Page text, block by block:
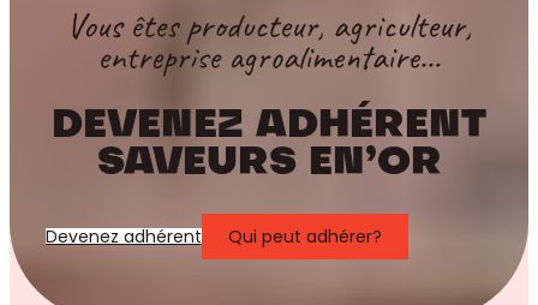
Vous êtes producteur, agriculteur,
entreprise agroalimentaire…
DEVENEZ ADHÉRENT
SAVEURS EN’OR
Devenez adhérent Qui peut adhérer?